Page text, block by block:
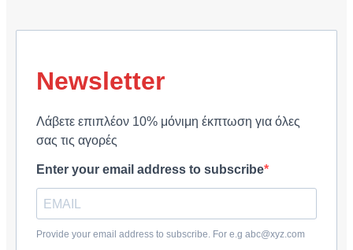
Newsletter
Λάβετε επιπλέον 10% μόνιμη έκπτωση για όλες
σας τις αγορές
Enter your email address to subscribe
Provide your email address to subscribe. For e.g abc@xyz.com